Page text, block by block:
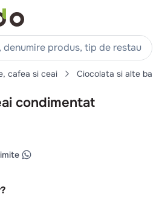
produs, tip de restaurant,
cafea si ceai Ciocolata si alte
condimentat